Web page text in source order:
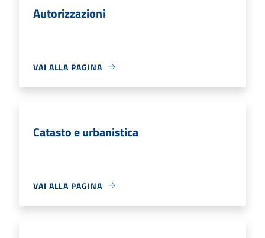
Autorizzazioni
VAI ALLA PAGINA
Catasto e urbanistica
VAI ALLA PAGINA